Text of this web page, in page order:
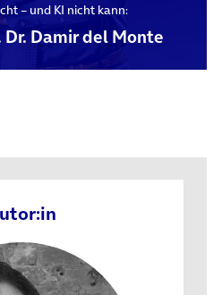
– und KI nicht kann:
Damir del Monte
blättern